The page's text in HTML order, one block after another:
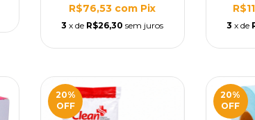
R$76,53 com Pix
3 x de R$26,30 sem juros 3 x de
20%
OFF
20%
OFF